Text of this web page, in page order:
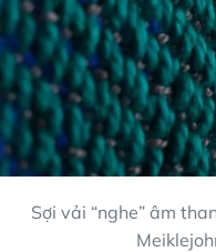
Sợi vải “nghe” âm